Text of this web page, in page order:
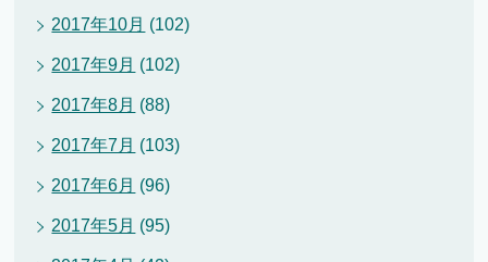
2017年10月 (102)
2017年9月 (102)
2017年8月 (88)
2017年7月 (103)
2017年6月 (96)
2017年5月 (95)